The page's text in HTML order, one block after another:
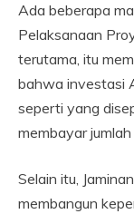
Ada beberapa
Pelaksanaan
terutama, itu
bahwa investasi
seperti yang
membayar
Selain itu,
membangun